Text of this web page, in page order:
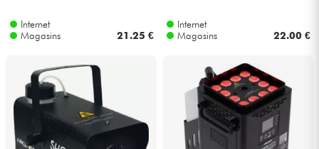
Internet
Magasins
21.25 €
Internet
Magasins
22.00 €